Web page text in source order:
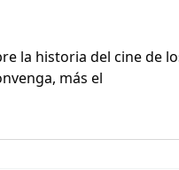
la historia del cine de
más el